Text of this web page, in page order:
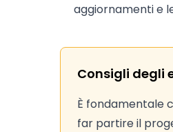
aggiornamenti e
Consigli degli
È fondamentale
far partire il